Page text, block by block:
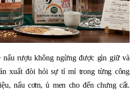
nấu rượu không ngừng được gìn giữ và
xuất đòi hỏi sự tỉ mỉ trong từng công
nấu cơm, ủ men cho đến chưng cất.